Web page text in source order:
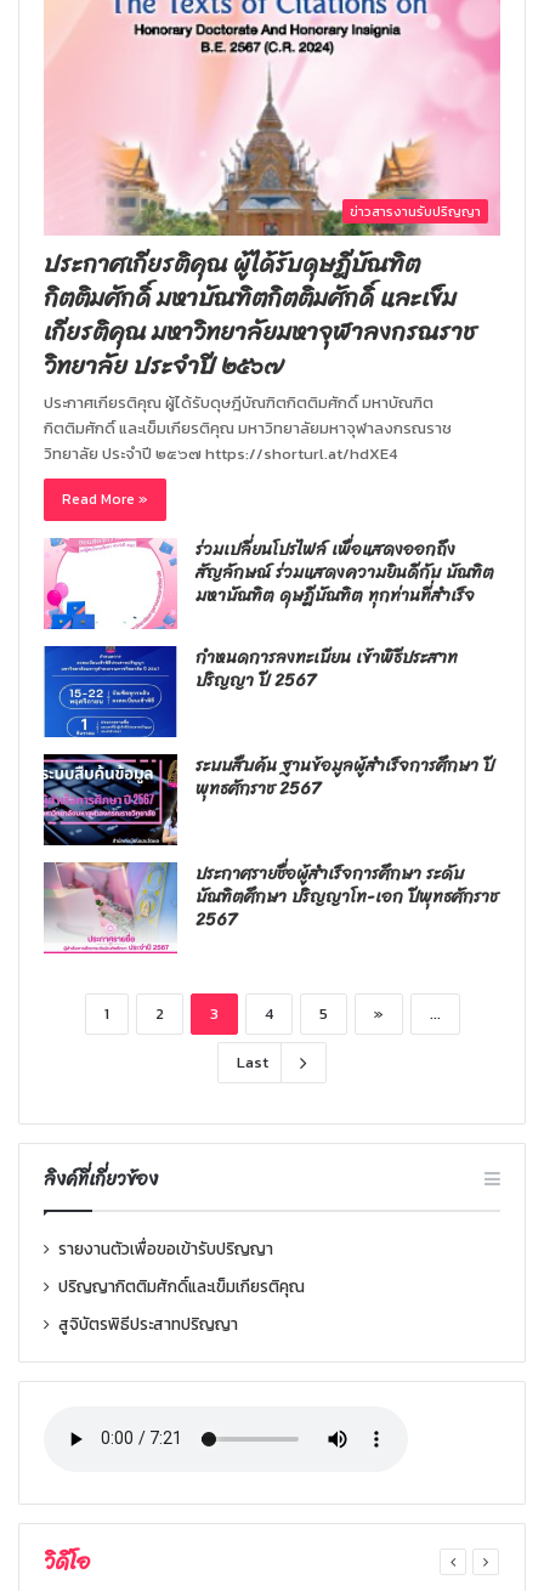
ข่าวสารงานรับปริญญา
ประกาศเกียรติคุณ ผู้ได้รับดุษฎีบัณฑิต
กิตติมศักดิ์ มหาบัณฑิตกิตติมศักดิ์ และเข็ม
เกียรติคุณ มหาวิทยาลัยมหาจุฬาลงกรณราช
วิทยาลัย ประจำปี ๒๕๖๗
ประกาศเกียรติคุณ ผู้ได้รับดุษฎีบัณฑิตกิตติมศักดิ์ มหาบัณฑิต
กิตติมศักดิ์ และเข็มเกียรติคุณ มหาวิทยาลัยมหาจุฬาลงกรณราช
วิทยาลัย ประจำปี ๒๕๖๗ https://shorturl.at/hdXE4
Read More »
ร่วมเปลี่ยนโปรไฟล์ เพื่อแสดงออกถึง
สัญลักษณ์ ร่วมแสดงความยินดีกับ บัณฑิต
มหาบัณฑิต ดุษฎีบัณฑิต ทุกท่านที่สำเร็จ
กำหนดการลงทะเบียน เข้าพิธีประสาท
ปริญญา ปี 2567
ระบบสืบค้น ฐานข้อมูลผู้สำเร็จการศึกษา ปี
พุทธศักราช 2567
ประกาศรายชื่อผู้สำเร็จการศึกษา ระดับ
บัณฑิตศึกษา ปริญญาโท-เอก ปีพุทธศักราช
2567
1 2 3 4 5 » ...
Last
ลิงค์ที่เกี่ยวข้อง
รายงานตัวเพื่อขอเข้ารับปริญญา
ปริญญากิตติมศักดิ์และเข็มเกียรติคุณ
สูจิบัตรพิธีประสาทปริญญา
วิดีโอ